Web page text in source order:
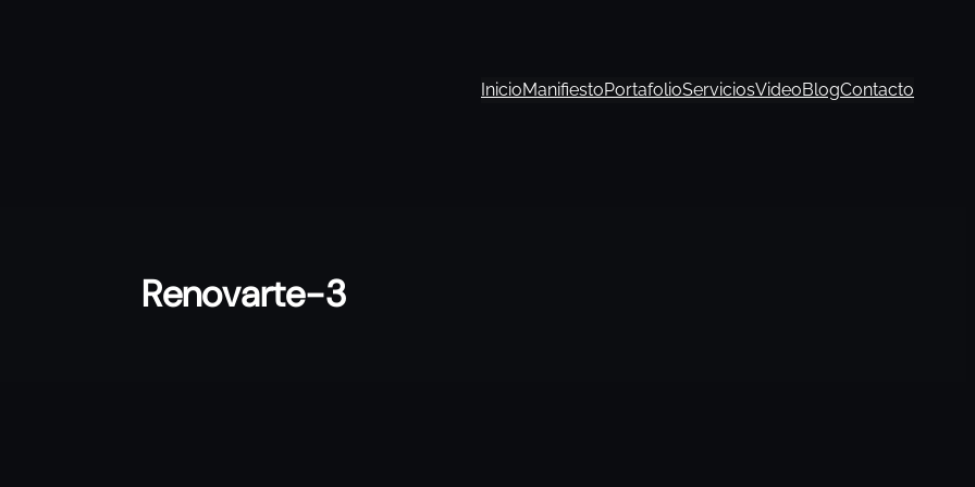
InicioManifiestoPortafolioServiciosVideoBlogContacto
Renovarte-3